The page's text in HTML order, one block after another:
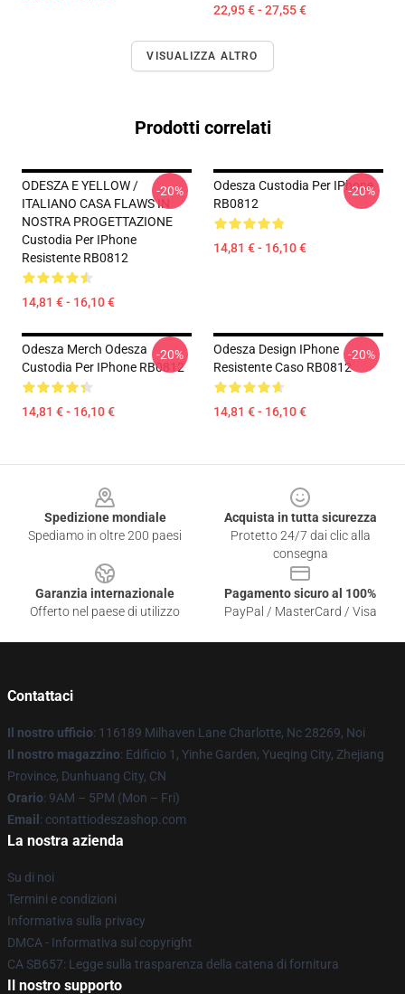
22,95 € - 27,55 €
VISUALIZZA ALTRO
Prodotti correlati
ODESZA E YELLOW /
ITALIANO CASA FLAWS IN
NOSTRA PROGETTAZIONE
Custodia Per IPhone
Resistente RB0812
14,81 € - 16,10 €
-20%
Odesza Custodia Per IPhone
RB0812
14,81 € - 16,10 €
-20%
Odesza Merch Odesza
Custodia Per IPhone RB0812
14,81 € - 16,10 €
-20%
Odesza Design IPhone
Resistente Caso RB0812
14,81 € - 16,10 €
-20%
Spedizione mondiale
Spediamo in oltre 200 paesi
Acquista in tutta sicurezza
Protetto 24/7 dai clic alla
consegna
Garanzia internazionale
Offerto nel paese di utilizzo
Pagamento sicuro al 100%
PayPal / MasterCard / Visa
Contattaci
Il nostro ufficio: 116189 Milhaven Lane Charlotte, Nc 28269, Noi
Il nostro magazzino: Edificio 1, Yinhe Garden, Yueqing City, Zhejiang
Province, Dunhuang City, CN
Orario: 9AM – 5PM (Mon – Fri)
Email : contattiodeszashop.com
La nostra azienda
Su di noi
Termini e condizioni
Informativa sulla privacy
DMCA - Informativa sul copyright
CA SB657: Legge sulla trasparenza della catena di fornitura
Il nostro supporto